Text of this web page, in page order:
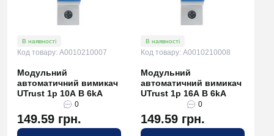
В наявності
Код товару: A0010210007
Модульний
автоматичний вимикач
UTrust 1р 10А B 6kА
0
149.59 грн.
В наявності
Код товару: A0010210008
Модульний
автоматичний вимикач
UTrust 1р 16А B 6kА
0
149.59 грн.